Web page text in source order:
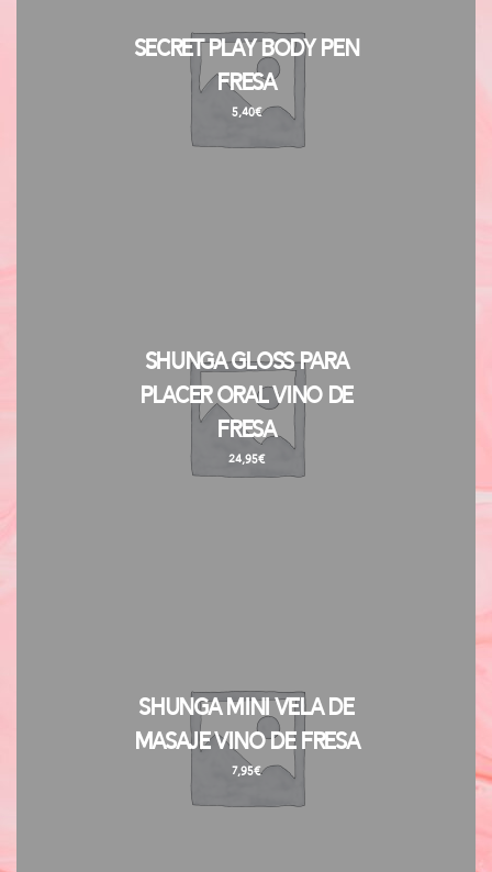
Secret Play Body Pen
Fresa
5,40€
Shunga Gloss para
Placer Oral Vino de
Fresa
24,95€
Shunga Mini Vela de
Masaje Vino de Fresa
7,95€